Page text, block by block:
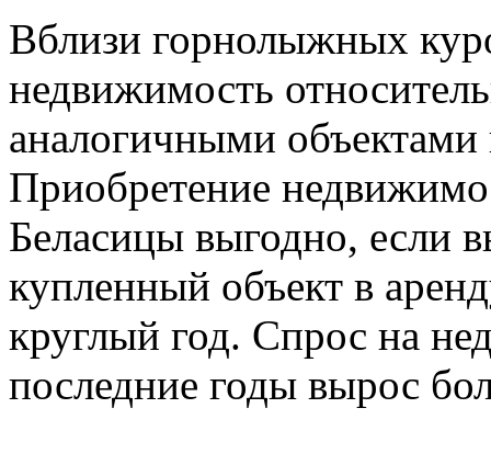
Вблизи горнолыжных
недвижимость
аналогичными
Приобретение
Беласицы выгодно, если
купленный объект в
круглый год. Спрос на
последние годы вырос